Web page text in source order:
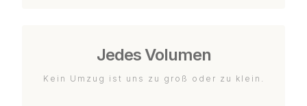
Jedes Volumen
Kein Umzug ist uns zu groß oder zu klein.